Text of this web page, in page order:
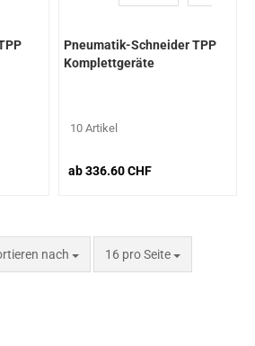
Pneumatik-Schneider TPP
Komplettgeräte
10 Artikel
ab 336.60 CHF
nach 16 pro Seite